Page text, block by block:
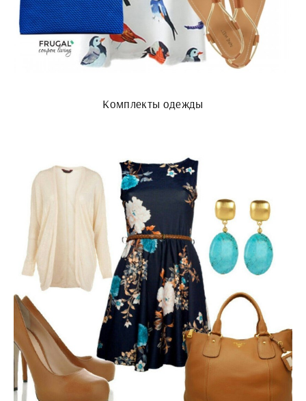
Комплекты одежды